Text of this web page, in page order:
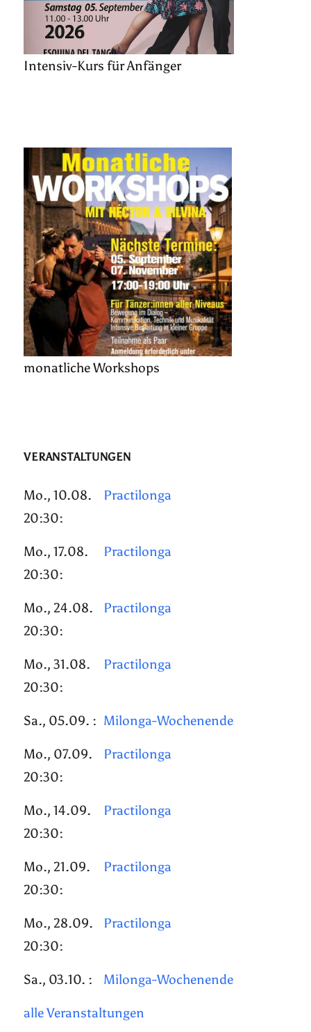
Intensiv-Kurs für Anfänger
monatliche Workshops
VERANSTALTUNGEN
Mo., 10.08.
20:30:
Practilonga
Mo., 17.08.
20:30:
Practilonga
Mo., 24.08.
20:30:
Practilonga
Mo., 31.08.
20:30:
Practilonga
Sa., 05.09. : Milonga-Wochenende
Mo., 07.09.
20:30:
Practilonga
Mo., 14.09.
20:30:
Practilonga
Mo., 21.09.
20:30:
Practilonga
Mo., 28.09.
20:30:
Practilonga
Sa., 03.10. : Milonga-Wochenende
alle Veranstaltungen